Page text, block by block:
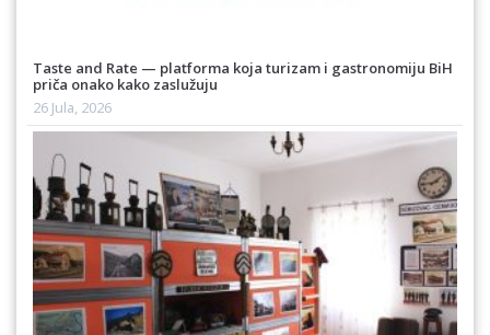
Taste and Rate — platforma koja turizam i gastronomiju BiH
priča onako kako zaslužuju
26 Jula, 2026